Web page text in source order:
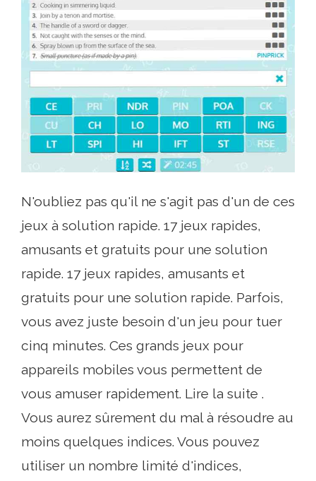
N'oubliez pas qu'il ne s'agit pas d'un de ces
jeux à solution rapide. 17 jeux rapides,
amusants et gratuits pour une solution
rapide. 17 jeux rapides, amusants et
gratuits pour une solution rapide. Parfois,
vous avez juste besoin d'un jeu pour tuer
cinq minutes. Ces grands jeux pour
appareils mobiles vous permettent de
vous amuser rapidement. Lire la suite .
Vous aurez sûrement du mal à résoudre au
moins quelques indices. Vous pouvez
utiliser un nombre limité d'indices,